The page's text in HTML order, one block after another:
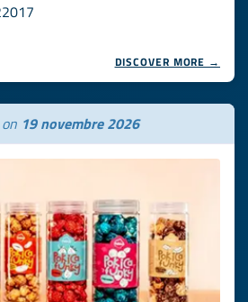
DISCOVER MORE →
19 novembre 2026